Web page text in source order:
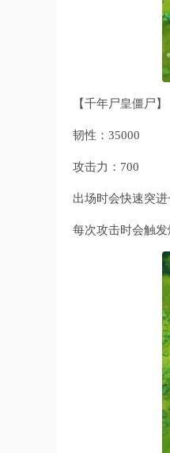
【千年尸皇僵尸】
韧性：35000
攻击力：700
出场时会快速突
每次攻击时会触